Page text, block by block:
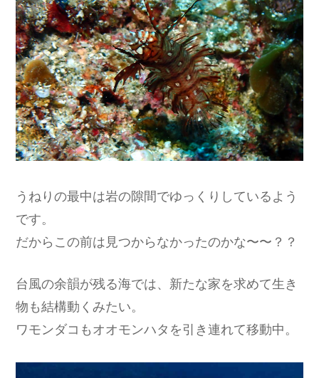
うねりの最中は岩の隙間でゆっくりしているよう
です。
だからこの前は見つからなかったのかな〜〜？？
台風の余韻が残る海では、新たな家を求めて生き
物も結構動くみたい。
ワモンダコもオオモンハタを引き連れて移動中。